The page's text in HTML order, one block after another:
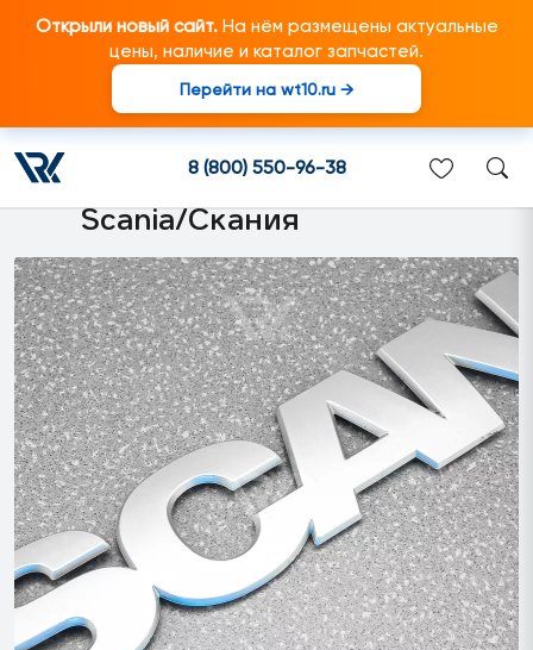
Открыли новый сайт.На нём размещены актуальные
цены, наличие и каталог запчастей.
Перейти на wt10.ru →
8 (800) 550-96-38
1498406 Логотип "SCAN"
(малого размера) подходит
для грузовиков марки
Scania/Скания